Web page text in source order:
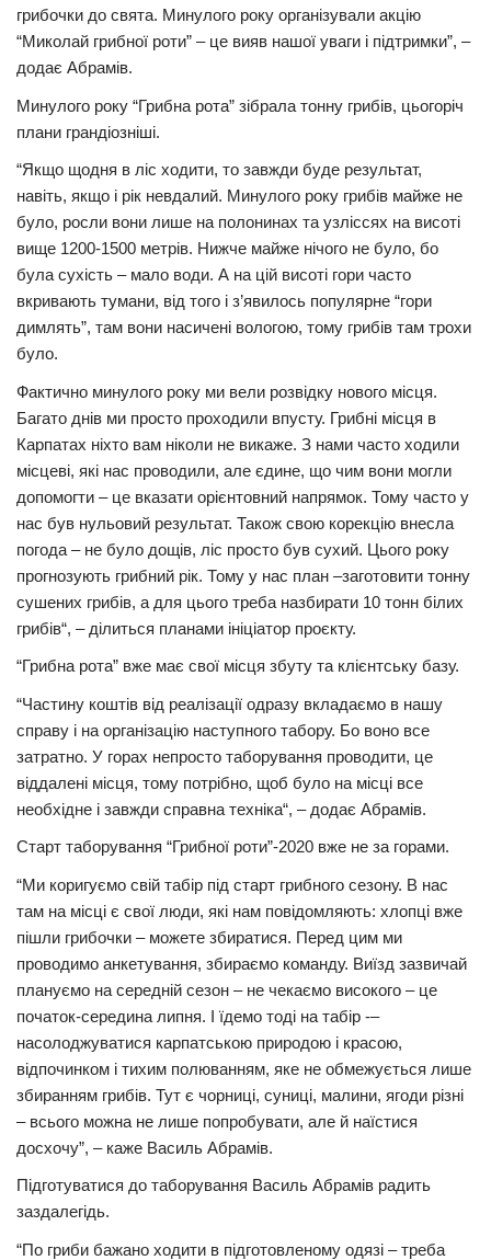
грибочки до свята. Минулого року організували акцію
“Миколай грибної роти” – це вияв нашої уваги і підтримки”, –
додає Абрамів.
Минулого року “Грибна рота” зібрала тонну грибів, цьогоріч
плани грандіозніші.
“Якщо щодня в ліс ходити, то завжди буде результат,
навіть, якщо і рік невдалий. Минулого року грибів майже не
було, росли вони лише на полонинах та узліссях на висоті
вище 1200-1500 метрів. Нижче майже нічого не було, бо
була сухість – мало води. А на цій висоті гори часто
вкривають тумани, від того і з’явилось популярне “гори
димлять”, там вони насичені вологою, тому грибів там трохи
було.
Фактично минулого року ми вели розвідку нового місця.
Багато днів ми просто проходили впусту. Грибні місця в
Карпатах ніхто вам ніколи не викаже. З нами часто ходили
місцеві, які нас проводили, але єдине, що чим вони могли
допомогти – це вказати орієнтовний напрямок. Тому часто у
нас був нульовий результат. Також свою корекцію внесла
погода – не було дощів, ліс просто був сухий. Цього року
прогнозують грибний рік. Тому у нас план –заготовити тонну
сушених грибів, а для цього треба назбирати 10 тонн білих
грибів“, – ділиться планами ініціатор проєкту.
“Грибна рота” вже має свої місця збуту та клієнтську базу.
“Частину коштів від реалізації одразу вкладаємо в нашу
справу і на організацію наступного табору. Бо воно все
затратно. У горах непросто таборування проводити, це
віддалені місця, тому потрібно, щоб було на місці все
необхідне і завжди справна техніка“, – додає Абрамів.
Старт таборування “Грибної роти”-2020 вже не за горами.
“Ми коригуємо свій табір під старт грибного сезону. В нас
там на місці є свої люди, які нам повідомляють: хлопці вже
пішли грибочки – можете збиратися. Перед цим ми
проводимо анкетування, збираємо команду. Виїзд зазвичай
плануємо на середній сезон – не чекаємо високого – це
початок-середина липня. І їдемо тоді на табір -–
насолоджуватися карпатською природою і красою,
відпочинком і тихим полюванням, яке не обмежується лише
збиранням грибів. Тут є чорниці, суниці, малини, ягоди різні
– всього можна не лише попробувати, але й наїстися
досхочу”, – каже Василь Абрамів.
Підготуватися до таборування Василь Абрамів радить
заздалегідь.
“По гриби бажано ходити в підготовленому одязі – треба